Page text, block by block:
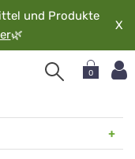
und Produkte
🌿
X
0